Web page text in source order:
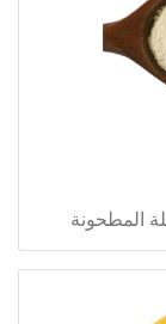
المطحونة